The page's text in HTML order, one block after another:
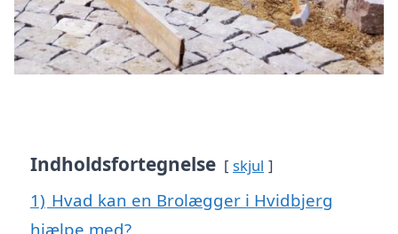
Indholdsfortegnelse skjul
1) Hvad kan en Brolægger i Hvidbjerg
hjælpe med?